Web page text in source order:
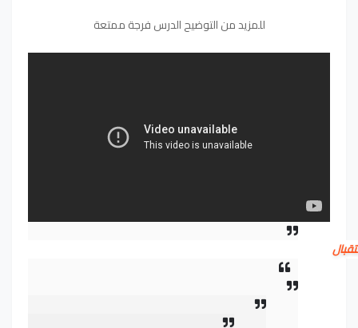
للمزيد من التوضيح الدرس فرجة ممتعة